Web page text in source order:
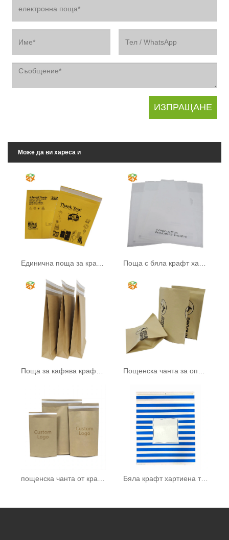
Може да ви хареса и
Единична поща за крафт хартия Поща с бяла крафт хартия с прозорец
Поща за кафява крафт хартия Пощенска чанта за опаковане
Бяла крафт хартиена торба